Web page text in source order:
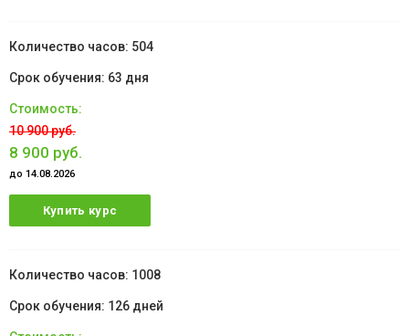
504
63 дня
10 900 руб.
8 900 руб.
до 14.08.2026
Купить курс
1008
126 дней